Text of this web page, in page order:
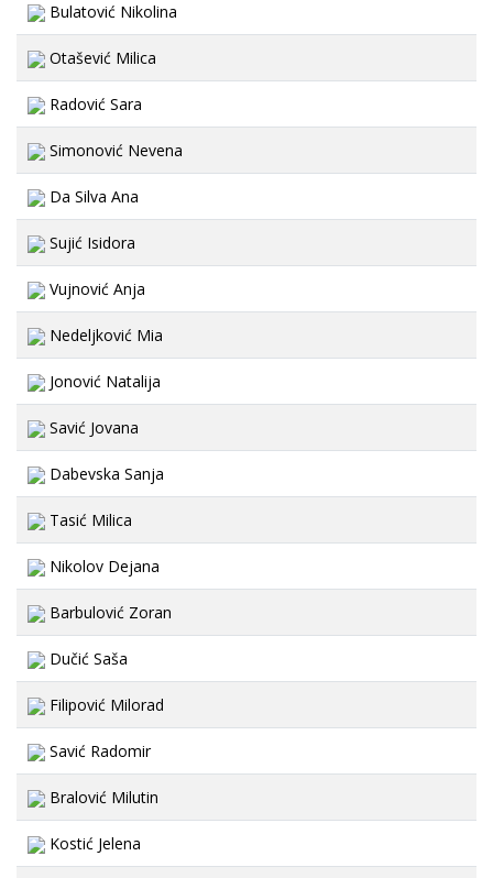
Bulatović Nikolina
Otašević Milica
Radović Sara
Simonović Nevena
Da Silva Ana
Sujić Isidora
Vujnović Anja
Nedeljković Mia
Jonović Natalija
Savić Jovana
Dabevska Sanja
Tasić Milica
Nikolov Dejana
Barbulović Zoran
Dučić Saša
Filipović Milorad
Savić Radomir
Bralović Milutin
Kostić Jelena